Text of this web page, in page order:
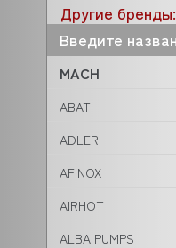
Другие бренды:
MACH
ABAT
ADLER
AFINOX
AIRHOT
ALBA PUMPS